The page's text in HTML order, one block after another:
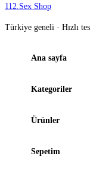
112.Sex Shop
Türkiye geneli · Hızlı
Ana sayfa
Kategoriler
Ürünler
Sepetim